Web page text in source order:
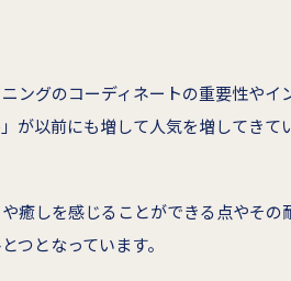
ングのコーディネートの重要性や
が以前にも増して人気を増してきて
癒しを感じることができる点やそ
つとなっています。